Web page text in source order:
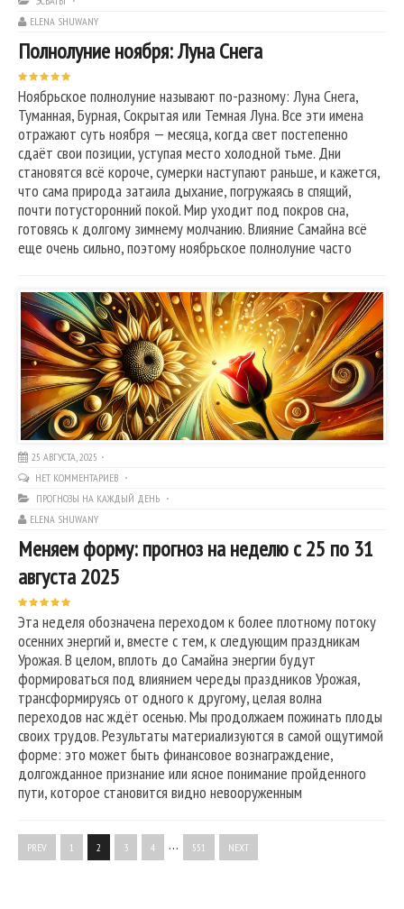
ELENA SHUWANY
Полнолуние ноября: Луна Снега
Ноябрьское полнолуние называют по-разному: Луна Снега,
Туманная, Бурная, Сокрытая или Темная Луна. Все эти имена
отражают суть ноября — месяца, когда свет постепенно
сдаёт свои позиции, уступая место холодной тьме. Дни
становятся всё короче, сумерки наступают раньше, и кажется,
что сама природа затаила дыхание, погружаясь в спящий,
почти потусторонний покой. Мир уходит под покров сна,
готовясь к долгому зимнему молчанию. Влияние Самайна всё
еще очень сильно, поэтому ноябрьское полнолуние часто
25 АВГУСТА, 2025
НЕТ КОММЕНТАРИЕВ
ПРОГНОЗЫ НА КАЖДЫЙ ДЕНЬ
ELENA SHUWANY
Меняем форму: прогноз на неделю с 25 по 31
августа 2025
Эта неделя обозначена переходом к более плотному потоку
осенних энергий и, вместе с тем, к следующим праздникам
Урожая. В целом, вплоть до Самайна энергии будут
формироваться под влиянием череды праздников Урожая,
трансформируясь от одного к другому, целая волна
переходов нас ждёт осенью. Мы продолжаем пожинать плоды
своих трудов. Результаты материализуются в самой ощутимой
форме: это может быть финансовое вознаграждение,
долгожданное признание или ясное понимание пройденного
пути, которое становится видно невооруженным
PREV 1 2 3 4 … 551 NEXT